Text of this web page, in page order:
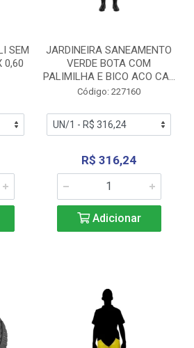
SEM
0,60
JARDINEIRA SANEAMENTO
VERDE BOTA COM
PALIMILHA E BICO ACO CA...
Código: 227160
R$ 316,24
Adicionar